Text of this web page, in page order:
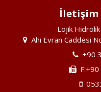
Lojik
Ahi Evran Caddesi
+90